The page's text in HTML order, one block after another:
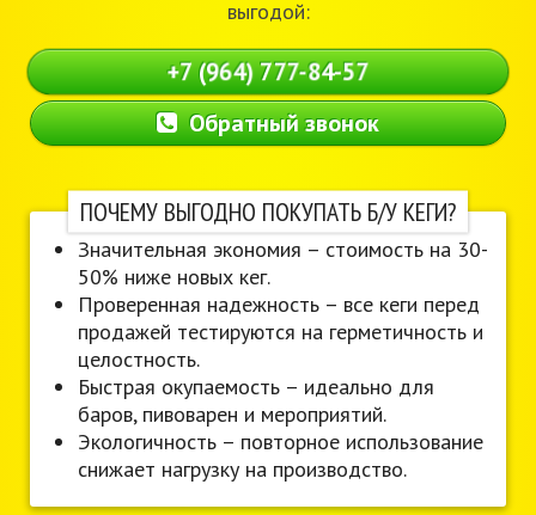
выгодой:
+7 (964) 777-84-57
Обратный звонок
ПОЧЕМУ ВЫГОДНО ПОКУПАТЬ Б/У КЕГИ?
Значительная экономия – стоимость на 30-
50% ниже новых кег.
Проверенная надежность – все кеги перед
продажей тестируются на герметичность и
целостность.
Быстрая окупаемость – идеально для
баров, пивоварен и мероприятий.
Экологичность – повторное использование
снижает нагрузку на производство.